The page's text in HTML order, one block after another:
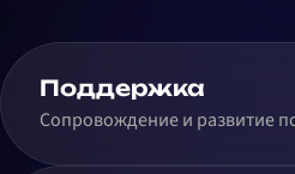
Поддержка
Сопровождение и развитие